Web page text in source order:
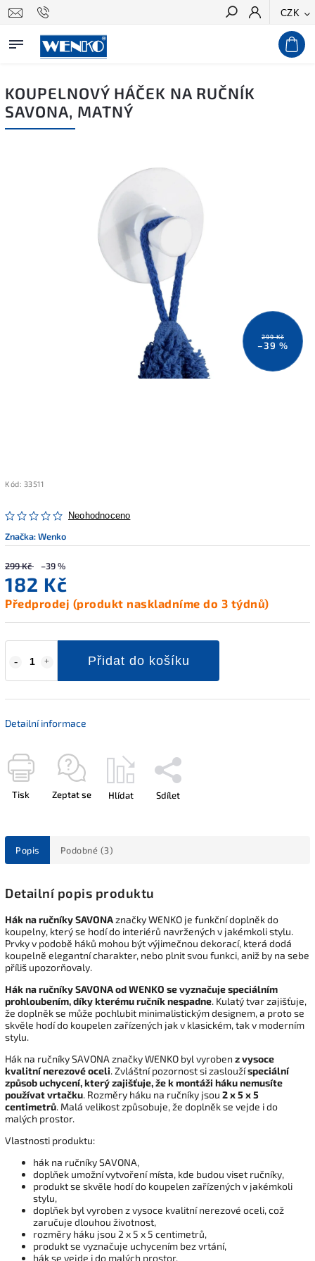
CZK
Hledat
KOUPELNOVÝ HÁČEK NA RUČNÍK
SAVONA, MATNÝ
299 Kč
–39 %
Kód: 33511
Neohodnoceno
Značka:Wenko
299 Kč –39 %
182 Kč
Předprodej (produkt naskladníme do 3 týdnů)
Přidat do košíku
Detailní informace
Tisk Zeptat se Hlídat Sdílet
Popis Podobné (3)
Detailní popis produktu
Hák na ručníky SAVONAznačky WENKO je funkční doplněk do
koupelny, který se hodí do interiérů navržených v jakémkoli stylu.
Prvky v podobě háků mohou být výjimečnou dekorací, která dodá
koupelně elegantní charakter, nebo plnit svou funkci, aniž by na sebe
příliš upozorňovaly.
Hák na ručníky SAVONA od WENKO se vyznačuje speciálním
prohloubením, díky kterému ručník nespadne. Kulatý tvar zajišťuje,
že doplněk se může pochlubit minimalistickým designem, a proto se
skvěle hodí do koupelen zařízených jak v klasickém, tak v moderním
stylu.
Hák na ručníky SAVONA značky WENKO byl vyroben z vysoce
kvalitní nerezové oceli. Zvláštní pozornost si zasloužíspeciální
způsob uchycení, který zajišťuje, že k montáži háku nemusíte
používat vrtačku. Rozměry háku na ručníky jsou 2 x 5 x 5
centimetrů. Malá velikost způsobuje, že doplněk se vejde i do
malých prostor.
Vlastnosti produktu:
hák na ručníky SAVONA,
doplňek umožní vytvoření místa, kde budou viset ručníky,
produkt se skvěle hodí do koupelen zařízených v jakémkoli
stylu,
doplňek byl vyroben z vysoce kvalitní nerezové oceli, což
zaručuje dlouhou životnost,
rozměry háku jsou 2 x 5 x 5 centimetrů,
produkt se vyznačuje uchycením bez vrtání,
hák se vejde i do malých prostor,